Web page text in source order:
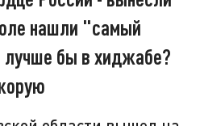
нашли "самый
бы в хиджабе?